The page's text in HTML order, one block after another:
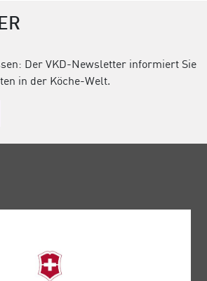
Der VKD-Newsletter informiert Sie
in der Köche-Welt.